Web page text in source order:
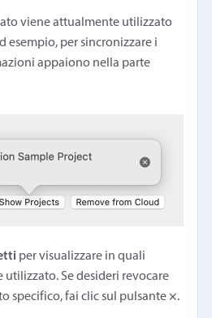
viene attualmente utilizzato
esempio, per sincronizzare i
appaiono nella parte
per visualizzare in quali
Se desideri revocare
specifico, fai clic sul pulsante ×.